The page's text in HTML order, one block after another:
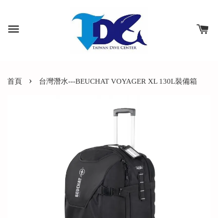
首頁 › 台灣潛水---BEUCHAT VOYAGER XL 130L裝備箱